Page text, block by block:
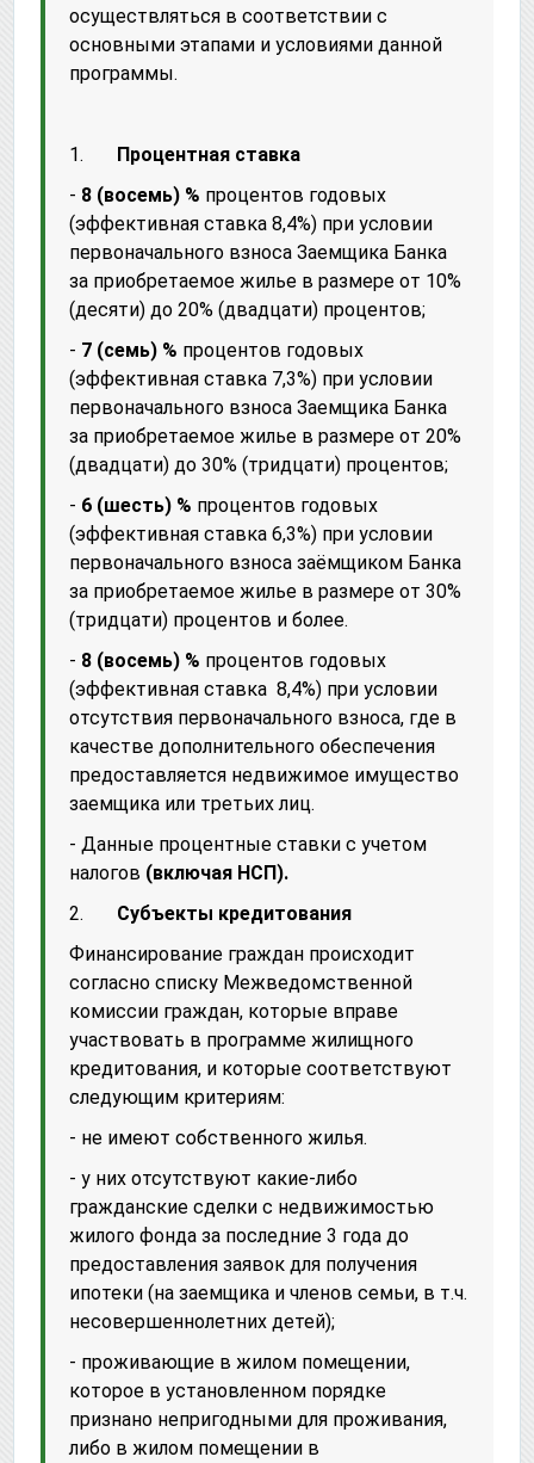
осуществляться в соответствии с
основными этапами и условиями данной
программы.
1.
Процентная ставка
- 8 (восемь) % процентов годовых
(эффективная ставка 8,4%) при условии
первоначального взноса Заемщика Банка
за приобретаемое жилье в размере от 10%
(десяти) до 20% (двадцати) процентов;
- 7 (семь) % процентов годовых
(эффективная ставка 7,3%) при условии
первоначального взноса Заемщика Банка
за приобретаемое жилье в размере от 20%
(двадцати) до 30% (тридцати) процентов;
- 6 (шесть) % процентов годовых
(эффективная ставка 6,3%) при условии
первоначального взноса заёмщиком Банка
за приобретаемое жилье в размере от 30%
(тридцати) процентов и более.
- 8 (восемь) % процентов годовых
(эффективная ставка 8,4%) при условии
отсутствия первоначального взноса, где в
качестве дополнительного обеспечения
предоставляется недвижимое имущество
заемщика или третьих лиц.
- Данные процентные ставки с учетом
налогов (включая НСП).
2.
Субъекты кредитования
Финансирование граждан происходит
согласно списку Межведомственной
комиссии граждан, которые вправе
участвовать в программе жилищного
кредитования, и которые соответствуют
следующим критериям:
- не имеют собственного жилья.
- у них отсутствуют какие-либо
гражданские сделки с недвижимостью
жилого фонда за последние 3 года до
предоставления заявок для получения
ипотеки (на заемщика и членов семьи, в т.ч.
несовершеннолетних детей);
- проживающие в жилом помещении,
которое в установленном порядке
признано непригодными для проживания,
либо в жилом помещении в